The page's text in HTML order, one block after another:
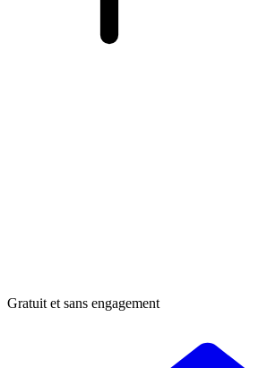
Gratuit et sans engagement